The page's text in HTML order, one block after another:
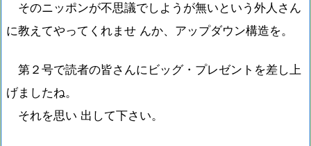
そのニッポンが不思議でしようが無いという外人さん
に教えてやってくれませ んか、アップダウン構造を。
第２号で読者の皆さんにビッグ・プレゼントを差し上
げましたね。
それを思い 出して下さい。